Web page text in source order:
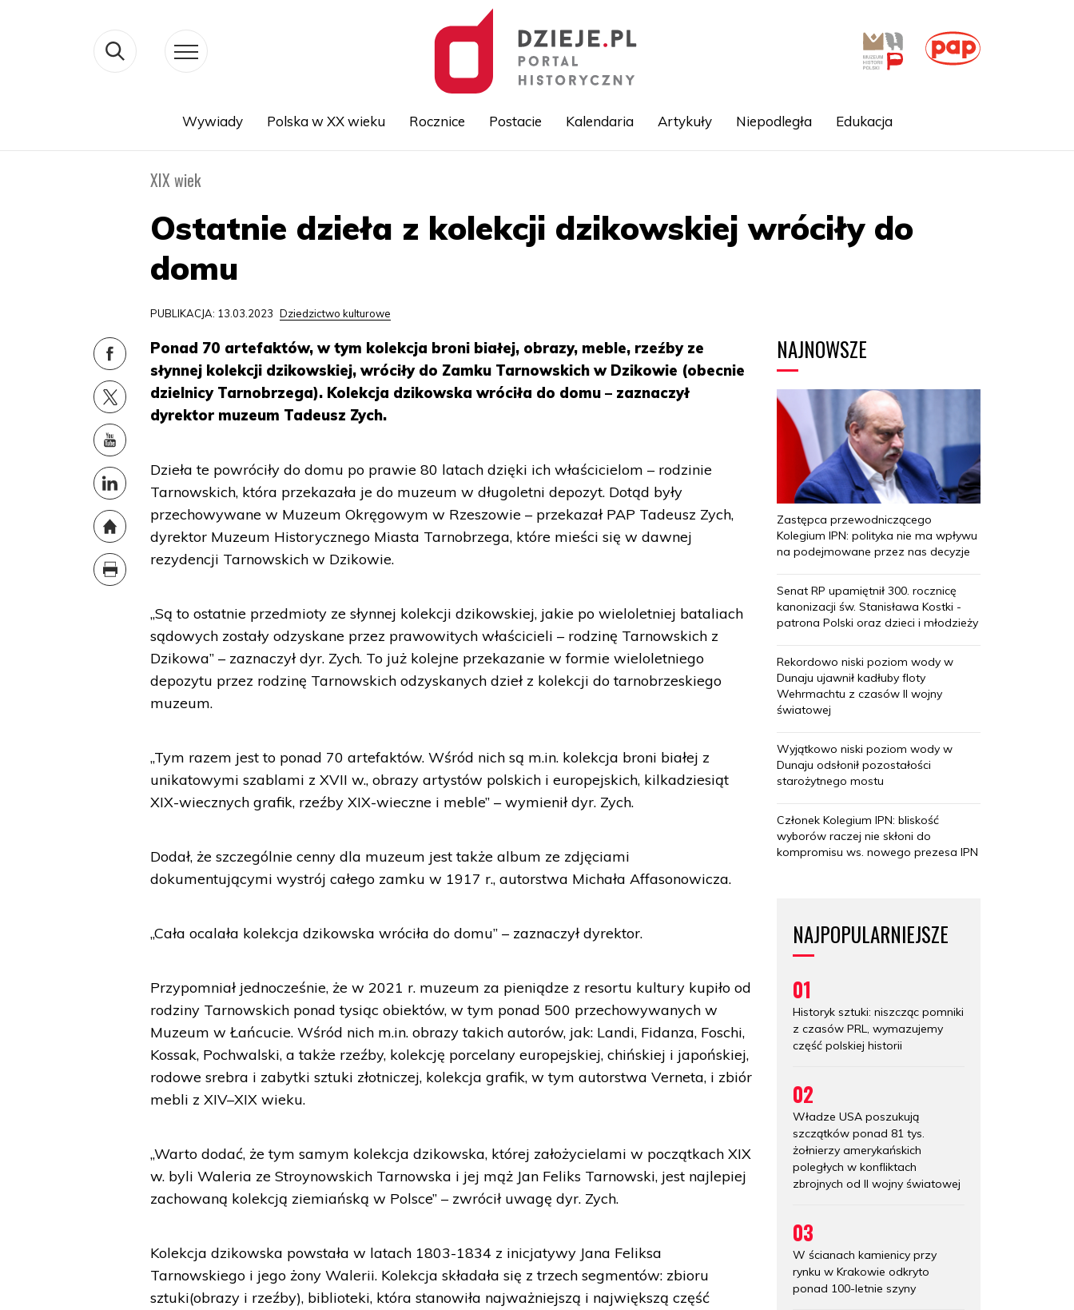
treści
Wywiady Polska w XX wieku Rocznice Postacie Kalendaria Artykuły Niepodległa Edukacja
XIX wiek
Ostatnie dzieła z kolekcji dzikowskiej wróciły do
domu
PUBLIKACJA: 13.03.2023 Dziedzictwo kulturowe
Ponad 70 artefaktów, w tym kolekcja broni białej, obrazy, meble, rzeźby ze
słynnej kolekcji dzikowskiej, wróciły do Zamku Tarnowskich w Dzikowie (obecnie
dzielnicy Tarnobrzega). Kolekcja dzikowska wróciła do domu – zaznaczył
dyrektor muzeum Tadeusz Zych.
Dzieła te powróciły do domu po prawie 80 latach dzięki ich właścicielom – rodzinie
Tarnowskich, która przekazała je do muzeum w długoletni depozyt. Dotąd były
przechowywane w Muzeum Okręgowym w Rzeszowie – przekazał PAP Tadeusz Zych,
dyrektor Muzeum Historycznego Miasta Tarnobrzega, które mieści się w dawnej
rezydencji Tarnowskich w Dzikowie.
„Są to ostatnie przedmioty ze słynnej kolekcji dzikowskiej, jakie po wieloletniej bataliach
sądowych zostały odzyskane przez prawowitych właścicieli – rodzinę Tarnowskich z
Dzikowa” – zaznaczył dyr. Zych. To już kolejne przekazanie w formie wieloletniego
depozytu przez rodzinę Tarnowskich odzyskanych dzieł z kolekcji do tarnobrzeskiego
muzeum.
„Tym razem jest to ponad 70 artefaktów. Wśród nich są m.in. kolekcja broni białej z
unikatowymi szablami z XVII w., obrazy artystów polskich i europejskich, kilkadziesiąt
XIX-wiecznych grafik, rzeźby XIX-wieczne i meble” – wymienił dyr. Zych.
Dodał, że szczególnie cenny dla muzeum jest także album ze zdjęciami
dokumentującymi wystrój całego zamku w 1917 r., autorstwa Michała Affasonowicza.
„Cała ocalała kolekcja dzikowska wróciła do domu” – zaznaczył dyrektor.
Przypomniał jednocześnie, że w 2021 r. muzeum za pieniądze z resortu kultury kupiło od
rodziny Tarnowskich ponad tysiąc obiektów, w tym ponad 500 przechowywanych w
Muzeum w Łańcucie. Wśród nich m.in. obrazy takich autorów, jak: Landi, Fidanza, Foschi,
Kossak, Pochwalski, a także rzeźby, kolekcję porcelany europejskiej, chińskiej i japońskiej,
rodowe srebra i zabytki sztuki złotniczej, kolekcja grafik, w tym autorstwa Verneta, i zbiór
mebli z XIV–XIX wieku.
„Warto dodać, że tym samym kolekcja dzikowska, której założycielami w początkach XIX
w. byli Waleria ze Stroynowskich Tarnowska i jej mąż Jan Feliks Tarnowski, jest najlepiej
zachowaną kolekcją ziemiańską w Polsce” – zwrócił uwagę dyr. Zych.
Kolekcja dzikowska powstała w latach 1803-1834 z inicjatywy Jana Feliksa
Tarnowskiego i jego żony Walerii. Kolekcja składała się z trzech segmentów: zbioru
sztuki(obrazy i rzeźby), biblioteki, która stanowiła najważniejszą i największą część
NAJNOWSZE
Zastępca przewodniczącego
Kolegium IPN: polityka nie ma wpływu
na podejmowane przez nas decyzje
Senat RP upamiętnił 300. rocznicę
kanonizacji św. Stanisława Kostki -
patrona Polski oraz dzieci i młodzieży
Rekordowo niski poziom wody w
Dunaju ujawnił kadłuby floty
Wehrmachtu z czasów II wojny
światowej
Wyjątkowo niski poziom wody w
Dunaju odsłonił pozostałości
starożytnego mostu
Członek Kolegium IPN: bliskość
wyborów raczej nie skłoni do
kompromisu ws. nowego prezesa IPN
NAJPOPULARNIEJSZE
01
Historyk sztuki: niszcząc pomniki
z czasów PRL, wymazujemy
część polskiej historii
02
Władze USA poszukują
szczątków ponad 81 tys.
żołnierzy amerykańskich
poległych w konfliktach
zbrojnych od II wojny światowej
03
W ścianach kamienicy przy
rynku w Krakowie odkryto
ponad 100-letnie szyny